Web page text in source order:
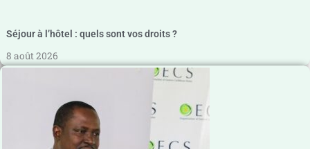
Séjour à l’hôtel : quels sont vos droits ?
8 août 2026